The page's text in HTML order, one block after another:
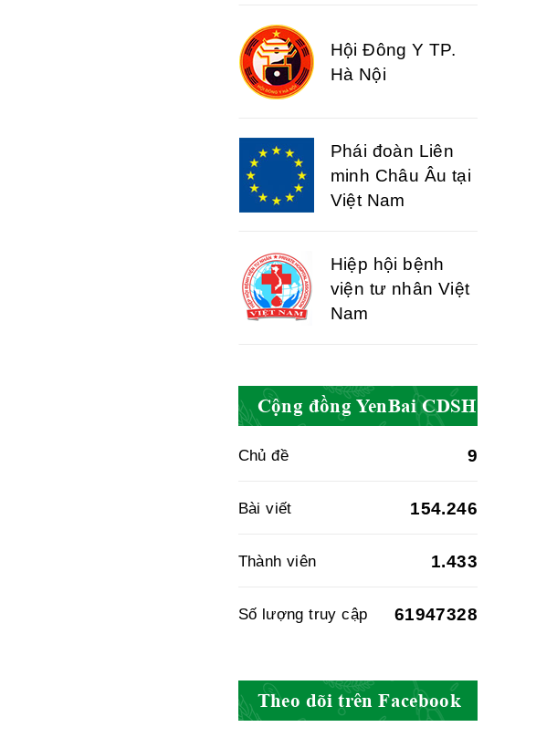
Hội Đông Y TP.
Hà Nội
Phái đoàn Liên
minh Châu Âu tại
Việt Nam
Hiệp hội bệnh
viện tư nhân Việt
Nam
dược cổ truyền -
BYT
nghiệp dược Việt
Hội Đông Y Việt
Cộng đồng YenBai CDSH
Chủ đề 9
Bài viết 154.246
Thành viên 1.433
Số lượng truy cập 61947328
Theo dõi trên Facebook